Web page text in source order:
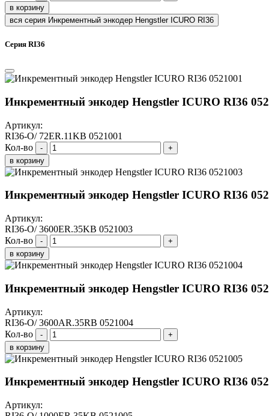
в корзину
вся серия Инкрементный энкодер Hengstler ICURO RI36
Серия RI36
Инкрементный энкодер Hengstler ICURO RI36
Артикул:
RI36-O/ 72ER.11KB 0521001
Кол-во
-
+
в корзину
Инкрементный энкодер Hengstler ICURO RI36
Артикул:
RI36-O/ 3600ER.35KB 0521003
Кол-во
-
+
в корзину
Инкрементный энкодер Hengstler ICURO RI36
Артикул:
RI36-O/ 3600AR.35RB 0521004
Кол-во
-
+
в корзину
Инкрементный энкодер Hengstler ICURO RI36
Артикул: